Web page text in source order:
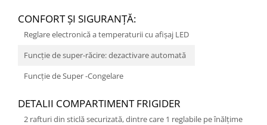
CONFORT ŞI SIGURANŢĂ:
Reglare electronică a temperaturii cu afişaj LED
Funcţie de super-răcire: dezactivare automată
Funcție de Super -Congelare
DETALII COMPARTIMENT FRIGIDER
2 rafturi din sticlă securizată, dintre care 1 reglabile pe înălţime